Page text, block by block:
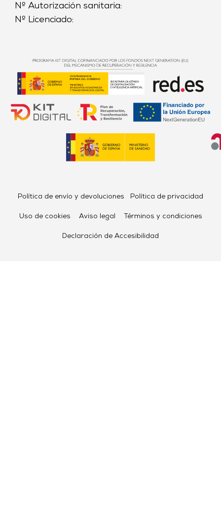
Nº Autorización sanitaria:
Nº Licenciado:
Política de envío y devoluciones Política de privacidad
Uso de cookies Aviso legal Términos y condiciones
Declaración de Accesibilidad